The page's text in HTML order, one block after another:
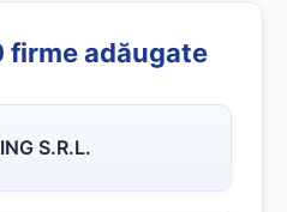
firme adăugate
S.R.L.